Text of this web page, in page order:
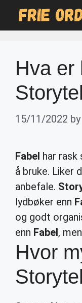
Hva er
15/11/2022 by
Fabel har rask
å bruke. Liker
anbefale.
lydbøker enn
og godt
enn Fabel,
Hvor